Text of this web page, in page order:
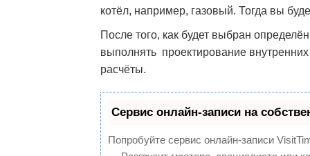
котёл, например, газовый. Тогда вы
После того, как будет выбран
выполнять проектирование
расчёты.
Сервис онлайн-записи на
Попробуйте сервис онлайн-записи